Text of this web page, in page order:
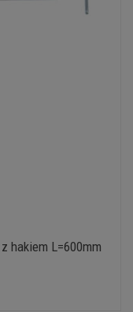
hakiem L=600mm